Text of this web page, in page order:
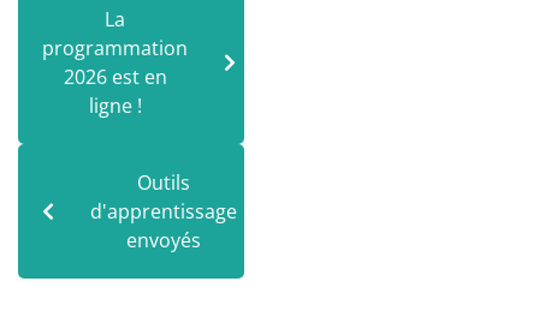
Outils
d'apprentissage
envoyés
La
programmation
2026 est en
ligne !